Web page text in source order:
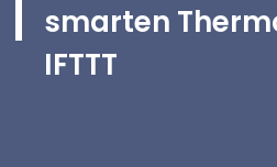
smarten
IFTTT